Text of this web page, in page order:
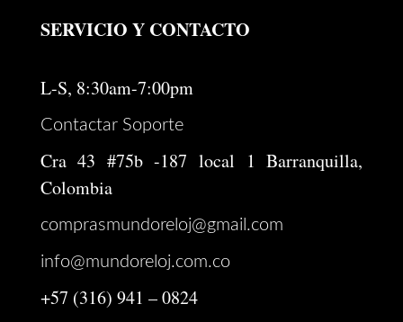
SERVICIO Y CONTACTO
L-S, 8:30am-7:00pm
Contactar Soporte
Cra 43 #75b -187 local 1 Barranquilla,
Colombia
comprasmundoreloj@gmail.com
info@mundoreloj.com.co
+57 (316) 941 – 0824